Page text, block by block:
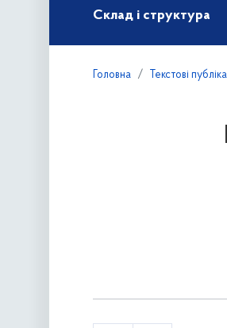
Склад і структура
Головна Текстові